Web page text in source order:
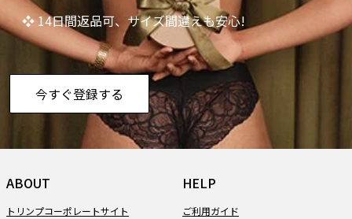
❖ 14日間返品可、サイズ間違えも安心!
今すぐ登録する
ABOUT
トリンプコーポレートサイト
HELP
ご利用ガイド